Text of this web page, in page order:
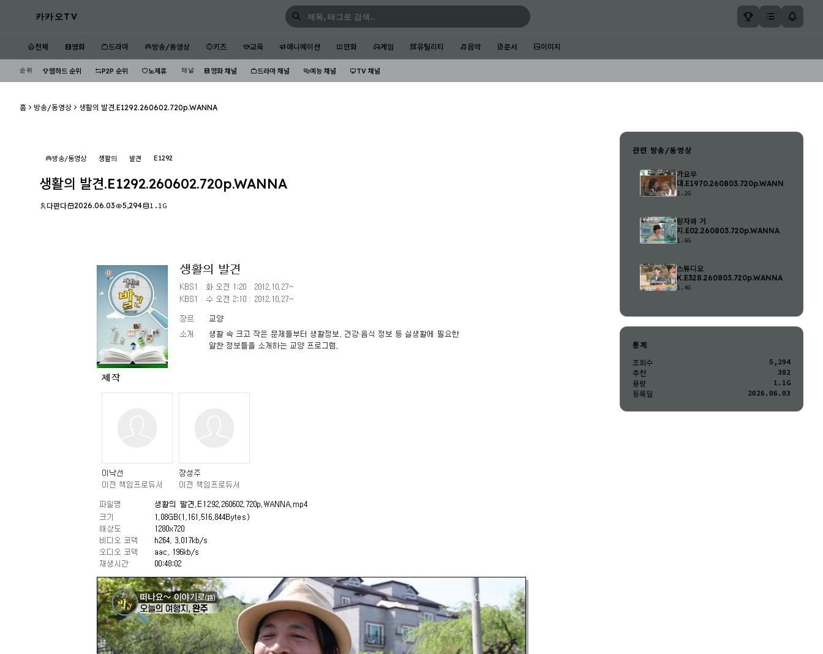
카카오TV
전체 영화 드라마 방송/동영상 키즈 교육 애니메이션 만화 게임 유틸리티 음악 문서 이미지
순위 웹하드 순위 P2P 순위 노제휴 채널 영화 채널 드라마 채널 예능 채널 TV 채널
홈 방송/동영상 생활의 발견.E1292.260602.720p.WANNA
방송/동영상 생활의 발견 E1292
생활의 발견.E1292.260602.720p.WANNA
다판다 2026.06.03 5,294 1.1G
관련 방송/동영상
가요무
대.E1970.260803.720p.WANNA
1.2G
왕자와 거
지.E02.260803.720p.WANNA
1.6G
스튜디오
K.E328.260803.720p.WANNA
1.4G
통계
조회수
5,294
추천
382
용량
1.1G
등록일
2026.06.03